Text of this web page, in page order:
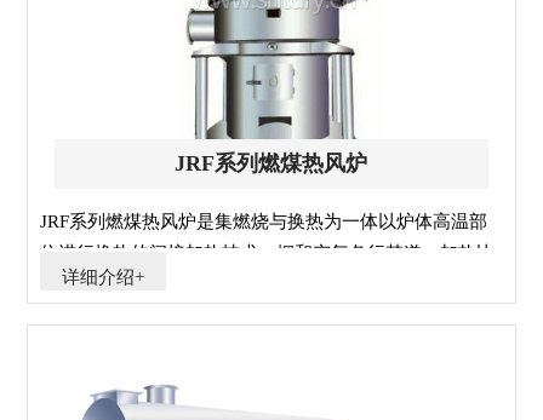
JRF系列燃煤热风炉
JRF系列燃煤热风炉是集燃烧与换热为一体以炉体高温部
位进行换热的间接加热技术，烟和空气各行其道，加热比
较环保，热效率高(达60-75％)，升温快，体积小，安装方
详细介绍+